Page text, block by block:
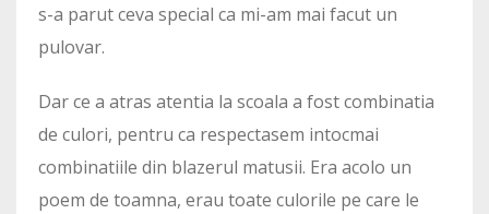
s-a parut ceva special ca mi-am mai facut un
pulovar.
Dar ce a atras atentia la scoala a fost combinatia
de culori, pentru ca respectasem intocmai
combinatiile din blazerul matusii. Era acolo un
poem de toamna, erau toate culorile pe care le